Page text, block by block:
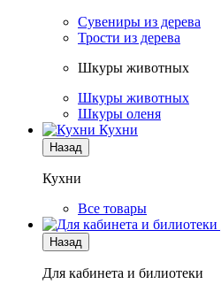
Сувениры из дерева
Трости из дерева
Шкуры животных
Шкуры животных
Шкуры оленя
Кухни
Назад
Кухни
Все товары
Назад
Для кабинета и билиотеки